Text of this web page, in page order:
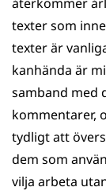
texter som
texter är
kanhända är
samband med
kommentarer,
tydligt att
dem som
vilja arbeta